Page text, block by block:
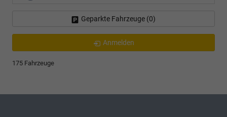
Geparkte Fahrzeuge (0)
Anmelden
175 Fahrzeuge